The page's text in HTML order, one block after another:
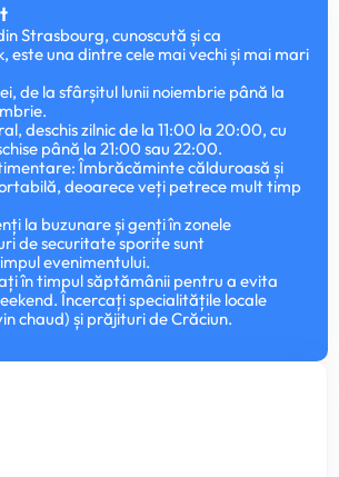
Strasbourg, cunoscută și ca
este una dintre cele mai vechi și mai mari
de la sfârșitul lunii noiembrie până la
deschis zilnic de la 11:00 la 20:00, cu
până la 21:00 sau 22:00.
Îmbrăcăminte călduroasă și
deoarece veți petrece mult timp
la buzunare și genți în zonele
de securitate sporite sunt
evenimentului.
în timpul săptămânii pentru a evita
Încercați specialitățile locale
chaud) și prăjituri de Crăciun.